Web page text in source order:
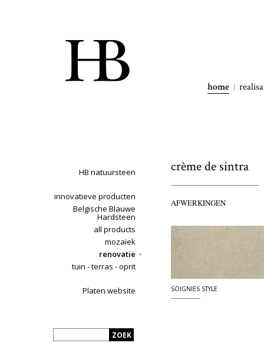
home
HB natuursteen
innovatieve producten
Belgische Blauwe
Hardsteen
all products
mozaïek
renovatie
tuin - terras - oprit
Platen website
crème de sintra
AFWERKINGEN
SOIGNIES STYLE